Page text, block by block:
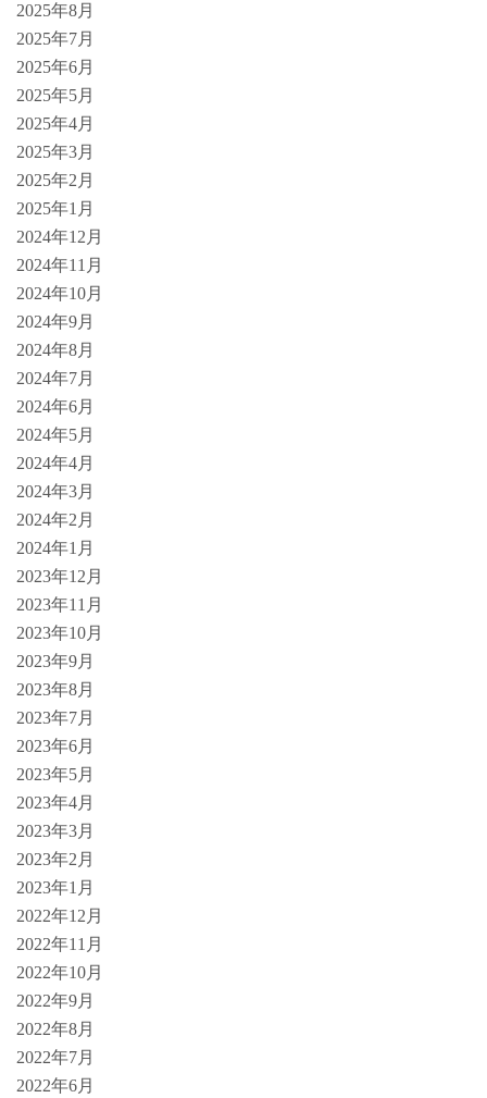
2025年8月
2025年7月
2025年6月
2025年5月
2025年4月
2025年3月
2025年2月
2025年1月
2024年12月
2024年11月
2024年10月
2024年9月
2024年8月
2024年7月
2024年6月
2024年5月
2024年4月
2024年3月
2024年2月
2024年1月
2023年12月
2023年11月
2023年10月
2023年9月
2023年8月
2023年7月
2023年6月
2023年5月
2023年4月
2023年3月
2023年2月
2023年1月
2022年12月
2022年11月
2022年10月
2022年9月
2022年8月
2022年7月
2022年6月